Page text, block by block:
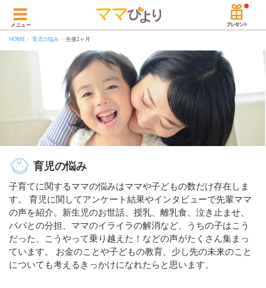
メニュー
HOME 育児の悩み 生後2ヶ月
育児の悩み
子育てに関するママの悩みはママや子どもの数だけ存在しま
す。 育児に関してアンケート結果やインタビューで先輩ママ
の声を紹介。新生児のお世話、授乳、離乳食、泣き止ませ、
パパとの分担、ママのイライラの解消など、うちの子はこう
だった、こうやって乗り越えた！などの声がたくさん集まっ
ています。 お金のことや子どもの教育、少し先の未来のこと
についても考えるきっかけになれたらと思います。